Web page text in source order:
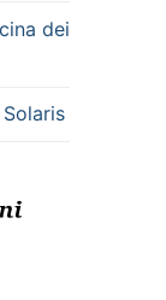
dei
Solaris